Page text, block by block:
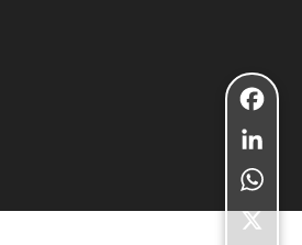
LinkedIn